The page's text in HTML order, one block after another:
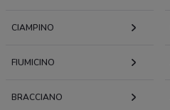
CIAMPINO
FIUMICINO
BRACCIANO